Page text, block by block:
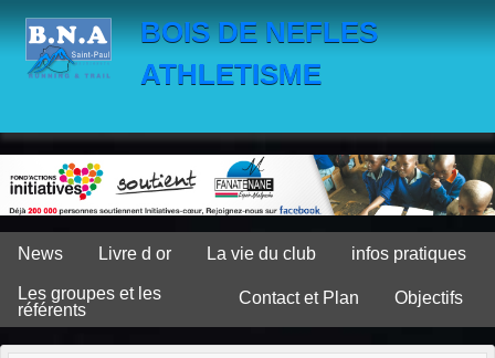
BOIS DE NEFLES
ATHLETISME
News Livre d or La vie du club infos pratiques
Les groupes et les
référents
Contact et Plan Objectifs